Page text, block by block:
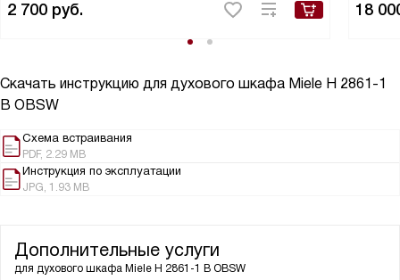
2 700 руб. 18
Скачать инструкцию для духового шкафа Miele H 2861-1
B OBSW
Схема встраивания
PDF, 2.29 MB
Инструкция по эксплуатации
JPG, 1.93 MB
Дополнительные услуги
для духового шкафа Miele H 2861-1 B OBSW